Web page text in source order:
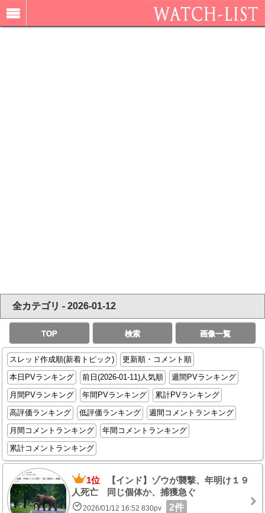
全カテゴリ - 2026-01-12
TOP 検索 画像一覧
スレッド作成順(新着トピック)
更新順・コメント順
本日PVランキング
前日(2026-01-11)人気順
週間PVランキング
月間PVランキング
年間PVランキング
累計PVランキング
高評価ランキング
低評価ランキング
週間コメントランキング
月間コメントランキング
年間コメントランキング
累計コメントランキング
1位 【インド】ゾウが襲撃、年明け１９
人死亡 同じ個体か、捕獲急ぐ
2026/01/12 16:52 830pv 2件